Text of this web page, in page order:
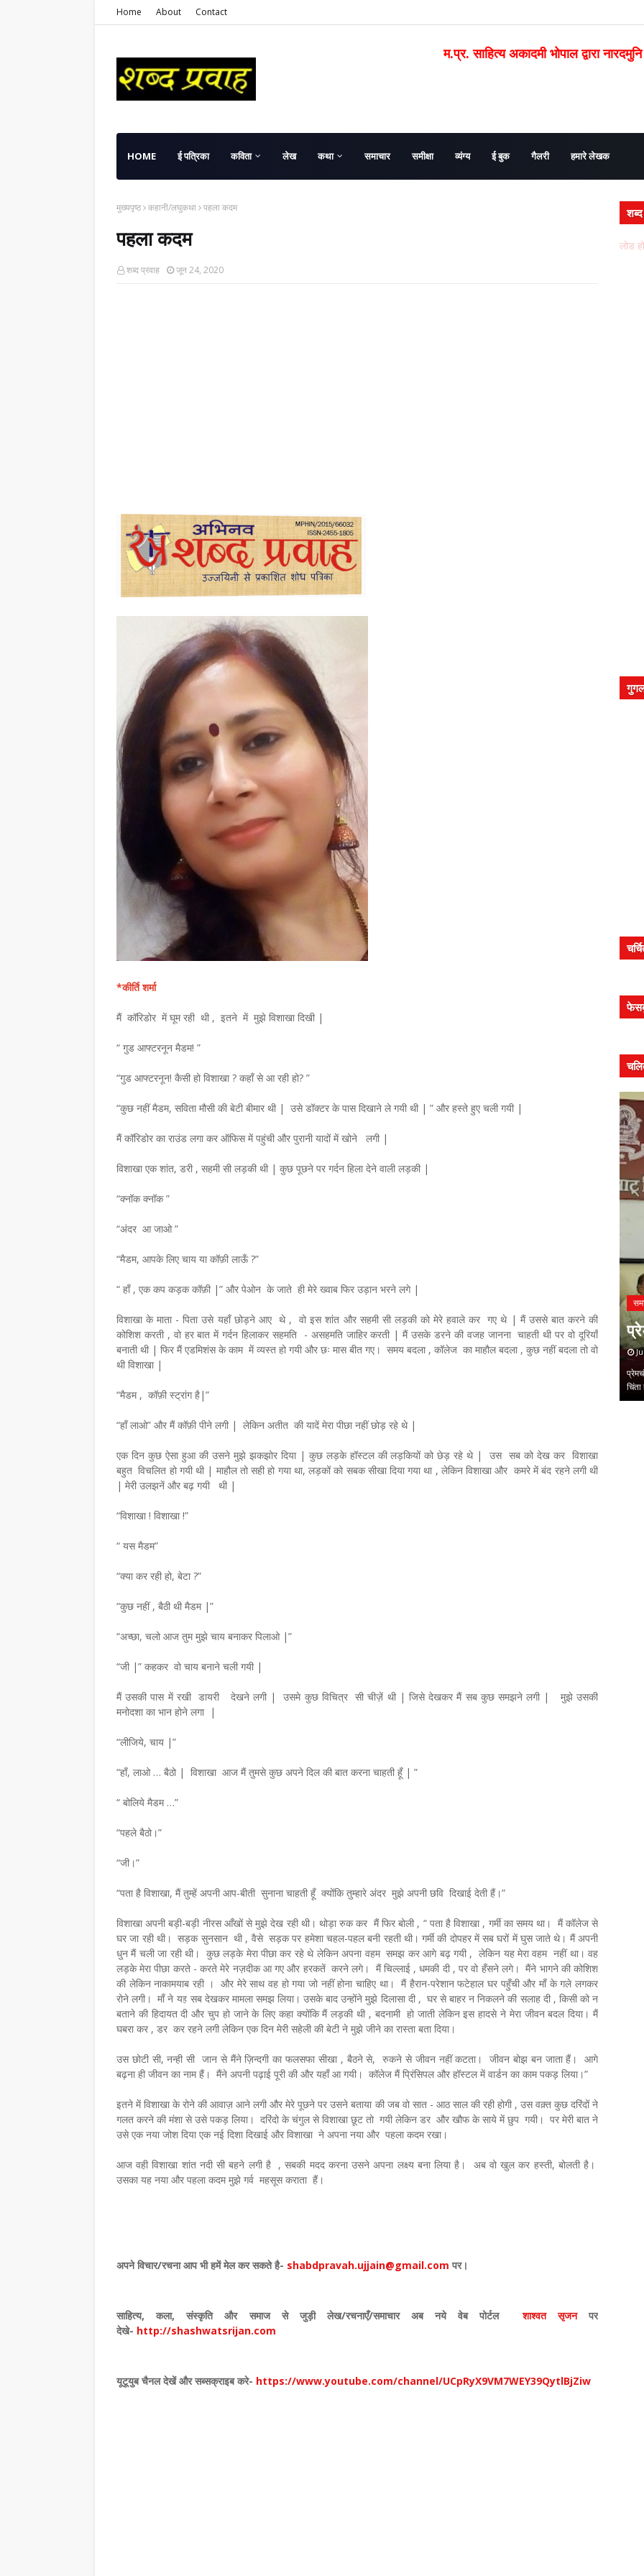
Home About Contact
म.प्र. साहित्य अकादमी भोपाल द्वारा
HOME ई पत्रिका कविता लेख कथा समाचार समीक्षा व्यंग्य ई बुक गैलरी हमारे लेखक
मुख्यपृष्ठ कहानी/लघुकथा पहला कदम
पहला कदम
शब्द प्रवाह जून 24, 2020
*कीर्ति शर्मा
मैं कॉरिडोर में घूम रही थी , इतने में मुझे विशाखा दिखी |
“ गुड आफ्टरनून मैडम! ”
“गुड आफ्टरनून! कैसी हो विशाखा ? कहाँ से आ रही हो? ”
“कुछ नहीं मैडम, सविता मौसी की बेटी बीमार थी | उसे डॉक्टर के पास दिखाने ले गयी थी | ” और हस्ते हुए चली गयी |
मैं कॉरिडोर का राउंड लगा कर ऑफिस में पहुंची और पुरानी यादों में खोने लगी |
विशाखा एक शांत, डरी , सहमी सी लड़की थी | कुछ पूछने पर गर्दन हिला देने वाली लड़की |
“क्नॉक क्नॉक ”
“अंदर आ जाओ ”
“मैडम, आपके लिए चाय या कॉफ़ी लाऊँ ?”
“ हाँ , एक कप कड़क कॉफ़ी |” और पेओन के जाते ही मेरे ख्वाब फिर उड़ान भरने लगे |
विशाखा के माता - पिता उसे यहाँ छोड़ने आए थे , वो इस शांत और सहमी सी लड़की को मेरे हवाले कर गए थे | मैं उससे बात करने की
कोशिश करती , वो हर बात में गर्दन हिलाकर सहमति - असहमति जाहिर करती | मैं उसके डरने की वजह जानना चाहती थी पर वो दूरियाँ
बनाती थी | फिर मैं एडमिशंस के काम में व्यस्त हो गयी और छः मास बीत गए। समय बदला , कॉलेज का माहौल बदला , कुछ नहीं बदला तो वो
थी विशाखा |
“मैडम , कॉफ़ी स्ट्रांग है|”
“हाँ लाओ” और मैं कॉफ़ी पीने लगी | लेकिन अतीत की यादें मेरा पीछा नहीं छोड़ रहे थे |
एक दिन कुछ ऐसा हुआ की उसने मुझे झकझोर दिया | कुछ लड़के हॉस्टल की लड़कियों को छेड़ रहे थे | उस सब को देख कर विशाखा
बहुत विचलित हो गयी थी | माहौल तो सही हो गया था, लड़कों को सबक सीखा दिया गया था , लेकिन विशाखा और कमरे में बंद रहने लगी थी
| मेरी उलझनें और बढ़ गयी थी |
“विशाखा ! विशाखा !”
“ यस मैडम”
“क्या कर रही हो, बेटा ?”
“कुछ नहीं , बैठी थी मैडम |”
“अच्छा, चलो आज तुम मुझे चाय बनाकर पिलाओ |”
“जी |” कहकर वो चाय बनाने चली गयी |
मैं उसकी पास में रखी डायरी देखने लगी | उसमे कुछ विचित्र सी चीज़ें थी | जिसे देखकर मैं सब कुछ समझने लगी | मुझे उसकी
मनोदशा का भान होने लगा |
“लीजिये, चाय |”
“हाँ, लाओ … बैठो | विशाखा आज मैं तुमसे कुछ अपने दिल की बात करना चाहती हूँ | ”
“ बोलिये मैडम …”
“पहले बैठो।”
“जी।”
“पता है विशाखा, मैं तुम्हें अपनी आप-बीती सुनाना चाहती हूँ क्योंकि तुम्हारे अंदर मुझे अपनी छवि दिखाई देती हैं।”
विशाखा अपनी बड़ी-बड़ी नीरस आँखों से मुझे देख रही थी। थोड़ा रुक कर मैं फिर बोली , “ पता है विशाखा , गर्मी का समय था। मैं कॉलेज से
घर जा रही थी। सड़क सुनसान थी , वैसे सड़क पर हमेशा चहल-पहल बनी रहती थी। गर्मी की दोपहर में सब घरों में घुस जाते थे। मैं अपनी
धुन मैं चली जा रही थी। कुछ लड़के मेरा पीछा कर रहे थे लेकिन अपना वहम समझ कर आगे बढ़ गयी , लेकिन यह मेरा वहम नहीं था। वह
लड़के मेरा पीछा करते - करते मेरे नज़दीक आ गए और हरकतें करने लगे। मैं चिल्लाई , धमकी दी , पर वो हँसने लगे। मैंने भागने की कोशिश
की लेकिन नाकामयाब रही । और मेरे साथ वह हो गया जो नहीं होना चाहिए था। मैं हैरान-परेशान फटेहाल घर पहुँची और माँ के गले लगकर
रोने लगी। माँ ने यह सब देखकर मामला समझ लिया। उसके बाद उन्होंने मुझे दिलासा दी , घर से बाहर न निकलने की सलाह दी , किसी को न
बताने की हिदायत दी और चुप हो जाने के लिए कहा क्योंकि मैं लड़की थी , बदनामी हो जाती लेकिन इस हादसे ने मेरा जीवन बदल दिया। मैं
घबरा कर , डर कर रहने लगी लेकिन एक दिन मेरी सहेली की बेटी ने मुझे जीने का रास्ता बता दिया।
उस छोटी सी, नन्ही सी जान से मैंने ज़िन्दगी का फलसफा सीखा , बैठने से, रुकने से जीवन नहीं कटता। जीवन बोझ बन जाता हैं। आगे
बढ़ना ही जीवन का नाम हैं। मैंने अपनी पढ़ाई पूरी की और यहाँ आ गयी। कॉलेज मैं प्रिंसिपल और हॉस्टल में वार्डन का काम पकड़ लिया।”
इतने में विशाखा के रोने की आवाज़ आने लगी और मेरे पूछने पर उसने बताया की जब वो सात - आठ साल की रही होगी , उस वक़्त कुछ दरिंदों ने
गलत करने की मंशा से उसे पकड़ लिया। दरिंदो के चंगुल से विशाखा छूट तो गयी लेकिन डर और खौफ के साये में छुप गयी। पर मेरी बात ने
उसे एक नया जोश दिया एक नई दिशा दिखाई और विशाखा ने अपना नया और पहला कदम रखा।
आज वही विशाखा शांत नदी सी बहने लगी है , सबकी मदद करना उसने अपना लक्ष्य बना लिया है। अब वो खुल कर हस्ती, बोलती है।
उसका यह नया और पहला कदम मुझे गर्व महसूस कराता हैं।
अपने विचार/रचना आप भी हमें मेल कर सकते है- shabdpravah.ujjain@gmail.com पर।
साहित्य,कला,संस्कृति और समाज से जुड़ी लेख/रचनाएँ/समाचार अब नये वेब पोर्टल शाश्वत सृजन
पर
देखे- http://shashwatsrijan.com
यूटूयुब चैनल देखें और सब्सक्राइब करे- https://www.youtube.com/channel/UCpRyX9VM7WEY39QytlBjZiw
लोड
दर्पण : संजय मेहता
आधारित ग्रंथ का लोकार्पण
July 26, 2026
लोकार्पणलखनऊ। वरिष्ठ साहित्यकार…
का